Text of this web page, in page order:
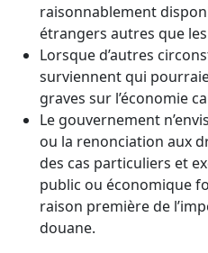
raisonnablement
étrangers autres que
Lorsque d’autres
surviennent qui
graves sur l’économie
Le gouvernement
ou la renonciation aux
des cas particuliers et
public ou économique
raison première de
douane.